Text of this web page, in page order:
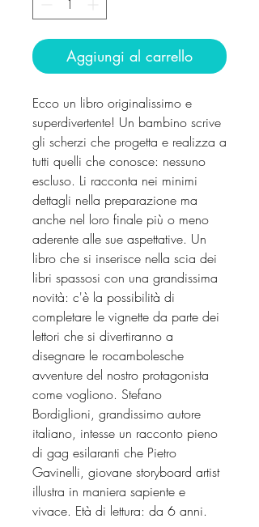
Aggiungi al carrello
Ecco un libro originalissimo e
superdivertente! Un bambino scrive
gli scherzi che progetta e realizza a
tutti quelli che conosce: nessuno
escluso. Li racconta nei minimi
dettagli nella preparazione ma
anche nel loro finale più o meno
aderente alle sue aspettative. Un
libro che si inserisce nella scia dei
libri spassosi con una grandissima
novità: c'è la possibilità di
completare le vignette da parte dei
lettori che si divertiranno a
disegnare le rocambolesche
avventure del nostro protagonista
come vogliono. Stefano
Bordiglioni, grandissimo autore
italiano, intesse un racconto pieno
di gag esilaranti che Pietro
Gavinelli, giovane storyboard artist
illustra in maniera sapiente e
vivace. Età di lettura: da 6 anni.